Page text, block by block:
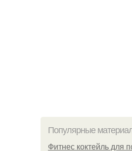
Популярные
Фитнес коктейль для